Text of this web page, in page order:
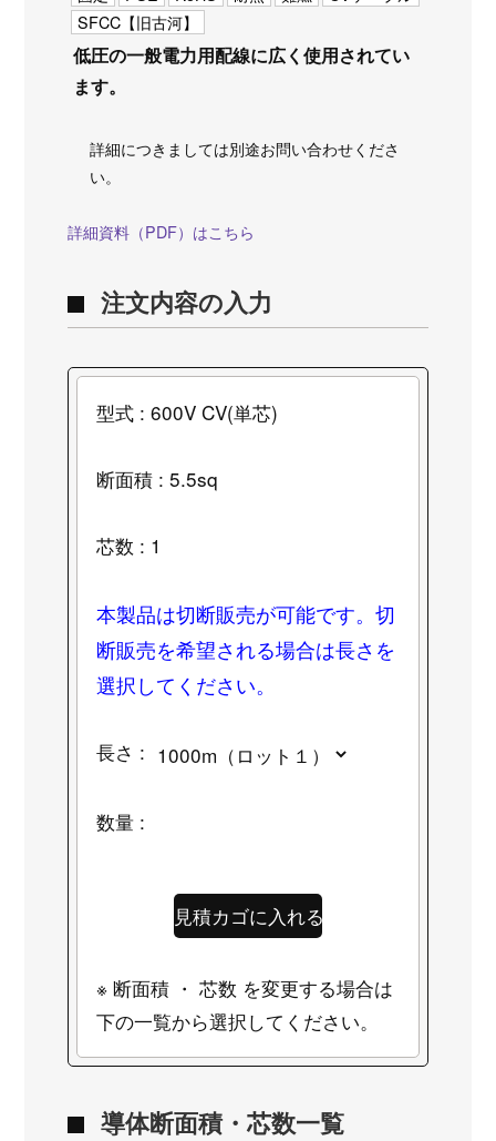
SFCC【旧古河】
低圧の一般電力用配線に広く使用されてい
ます。
詳細につきましては別途お問い合わせくださ
い。
詳細資料（PDF）はこちら
注文内容の入力
型式 : 600V CV(単芯)
断面積 : 5.5sq
芯数 : 1
本製品は切断販売が可能です。切
断販売を希望される場合は長さを
選択してください。
長さ :
数量 :
※ 断面積 ・ 芯数 を変更する場合は
下の一覧から選択してください。
導体断面積・芯数一覧